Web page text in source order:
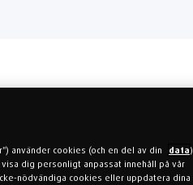
använder cookies (och en del av din data)
dig personligt anpassat innehåll på vår
nödvändiga cookies eller uppdatera dina